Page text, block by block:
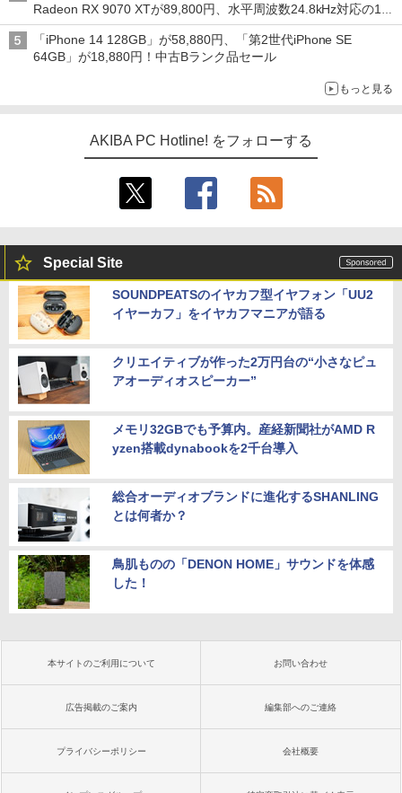
Radeon RX 9070 XTが89,800円、水平周波数24.8kHz対応の17
型モニターが9,801円、暑さ指数連動セール ほか
「iPhone 14 128GB」が58,880円、「第2世代iPhone SE
64GB」が18,880円！中古Bランク品セール
もっと見る
AKIBA PC Hotline! をフォローする
Special Site
SOUNDPEATSのイヤカフ型イヤフォン「UU2
イヤーカフ」をイヤカフマニアが語る
クリエイティブが作った2万円台の“小さなピュ
アオーディオスピーカー”
メモリ32GBでも予算内。産経新聞社がAMD R
yzen搭載dynabookを2千台導入
総合オーディオブランドに進化するSHANLING
とは何者か？
鳥肌ものの「DENON HOME」サウンドを体感
した！
本サイトのご利用について お問い合わせ
広告掲載のご案内 編集部へのご連絡
プライバシーポリシー 会社概要